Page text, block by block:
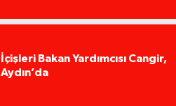
İçişleri Bakan Yardımcısı Cangir,
Aydın’da